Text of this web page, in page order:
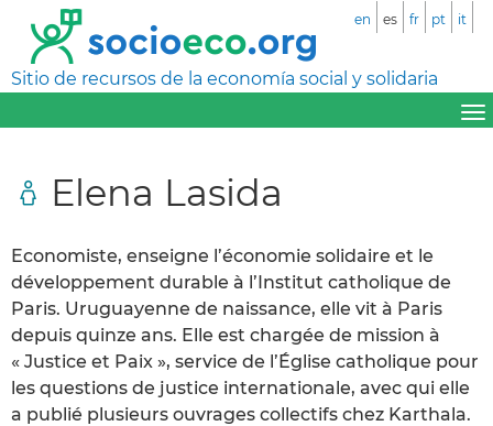
Sitio de recursos de la economía social y solidaria
en es fr pt it
Elena Lasida
Economiste, enseigne l’économie solidaire et le
développement durable à l’Institut catholique de
Paris. Uruguayenne de naissance, elle vit à Paris
depuis quinze ans. Elle est chargée de mission à
« Justice et Paix », service de l’Église catholique pour
les questions de justice internationale, avec qui elle
a publié plusieurs ouvrages collectifs chez Karthala.